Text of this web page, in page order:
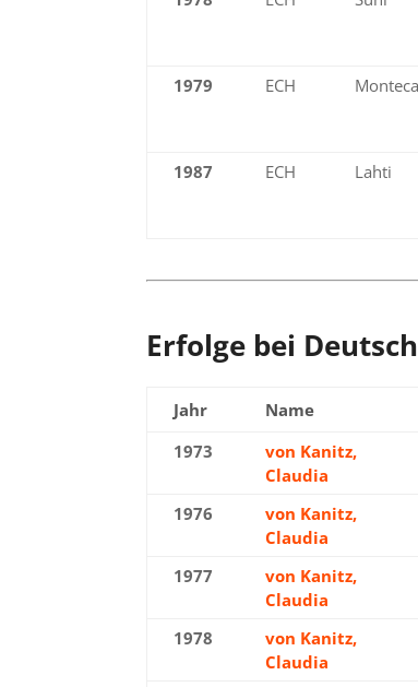
1979 ECH
1987 ECH Lahti
Erfolge bei
Jahr Name
1973
von Kanitz,
Claudia
1976
von Kanitz,
Claudia
1977
von Kanitz,
Claudia
1978
von Kanitz,
Claudia